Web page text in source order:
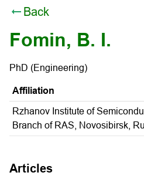
Back
Fomin, B. I.
PhD (Engineering)
Affiliation
Rzhanov Institute of
Branch of RAS, Novosibirsk,
Articles